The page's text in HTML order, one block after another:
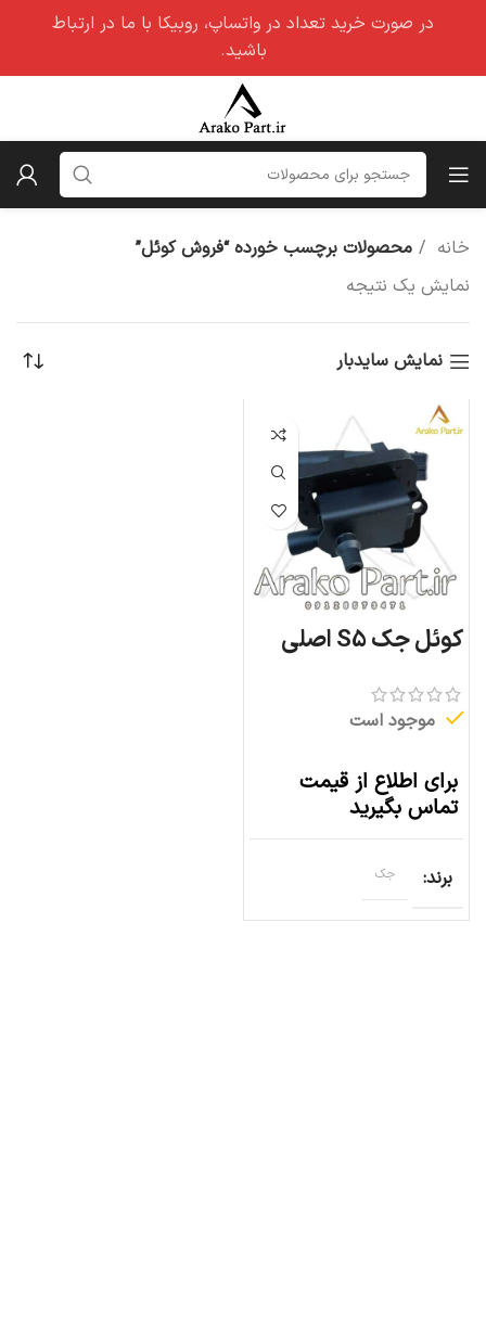
خانه
محصولات برچسب خورده “فروش کوئل”
نمایش یک نتیجه
نمایش سایدبار
کوئل جک S5 اصلی
موجود است
برای اطلاع از قیمت
تماس بگیرید
برند جک
در صورت خرید تعداد در واتساپ، روبیکا با ما در ارتباط
باشید.